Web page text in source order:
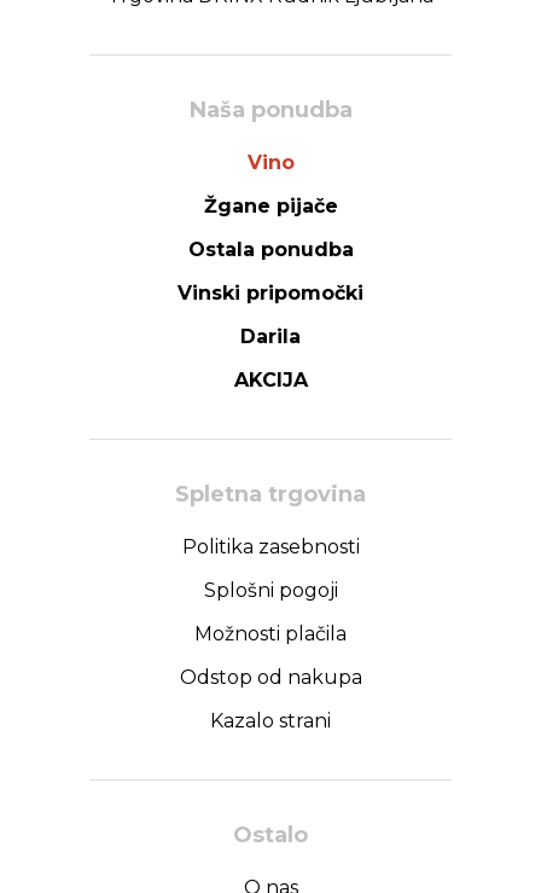
Naša ponudba
Vino
Žgane pijače
Ostala ponudba
Vinski pripomočki
Darila
AKCIJA
Spletna trgovina
Politika zasebnosti
Splošni pogoji
Možnosti plačila
Odstop od nakupa
Kazalo strani
Ostalo
O nas